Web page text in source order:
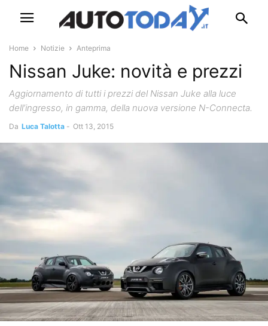
Home Notizie Anteprima
Nissan Juke: novità e prezzi
Aggiornamento di tutti i prezzi del Nissan Juke alla luce
dell’ingresso, in gamma, della nuova versione N-Connecta.
Da Luca Talotta - Ott 13, 2015